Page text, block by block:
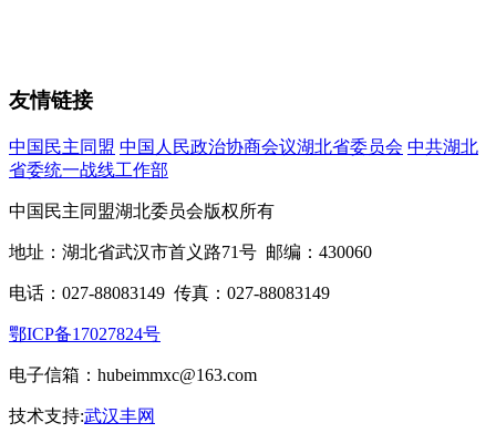
友情链接
中国民主同盟 中国人民政治协商会议湖北省委员会 中共湖北
省委统一战线工作部
中国民主同盟湖北委员会版权所有
地址：湖北省武汉市首义路71号 邮编：430060
电话：027-88083149 传真：027-88083149
鄂ICP备17027824号
电子信箱：hubeimmxc@163.com
技术支持:武汉丰网